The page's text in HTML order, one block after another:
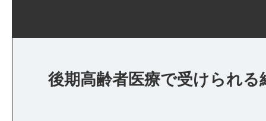
後期高齢者医療で受けられる